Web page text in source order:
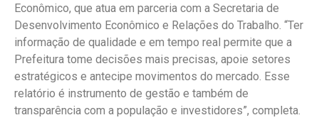
Econômico, que atua em parceria com a Secretaria de
Desenvolvimento Econômico e Relações do Trabalho. “Ter
informação de qualidade e em tempo real permite que a
Prefeitura tome decisões mais precisas, apoie setores
estratégicos e antecipe movimentos do mercado. Esse
relatório é instrumento de gestão e também de
transparência com a população e investidores”, completa.